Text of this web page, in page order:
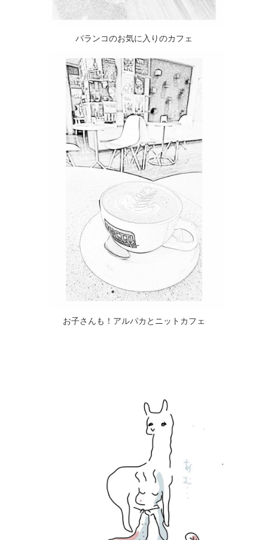
バランコのお気に入りのカフェ
お子さんも！アルパカとニットカフェ